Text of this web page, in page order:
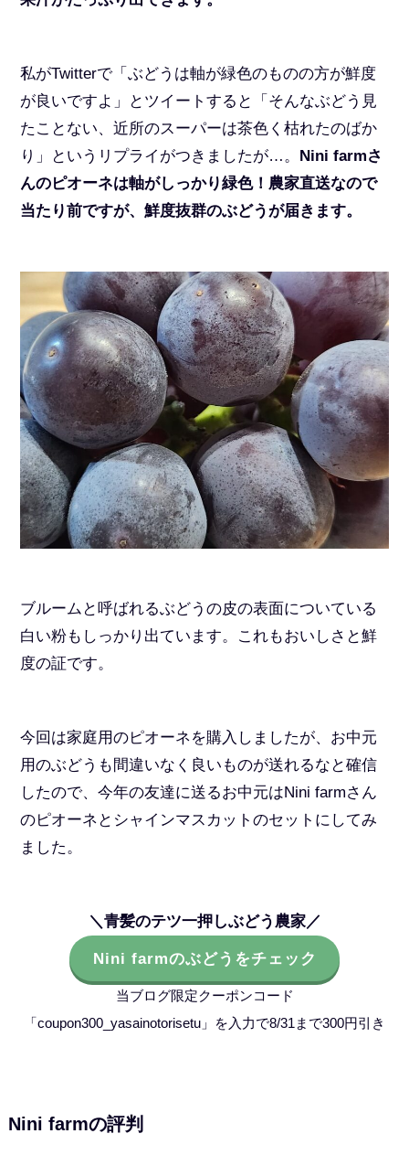
私がTwitterで「ぶどうは軸が緑色のものの方が鮮度
が良いですよ」とツイートすると「そんなぶどう見
たことない、近所のスーパーは茶色く枯れたのばか
り」というリプライがつきましたが…。
Nini farmさ
んのピオーネは軸がしっかり緑色！農家直送なので
当たり前ですが、鮮度抜群のぶどうが届きます。
ブルームと呼ばれるぶどうの皮の表面についている
白い粉もしっかり出ています。これもおいしさと鮮
度の証です。
今回は家庭用のピオーネを購入しましたが、お中元
用のぶどうも間違いなく良いものが送れるなと確信
したので、今年の友達に送るお中元はNini farmさん
のピオーネとシャインマスカットのセットにしてみ
ました。
＼青髪のテツ一押しぶどう農家／
Nini farmのぶどうをチェック
当ブログ限定クーポンコード
「coupon300_yasainotorisetu」を入力で8/31まで300円引き
Nini farmの評判